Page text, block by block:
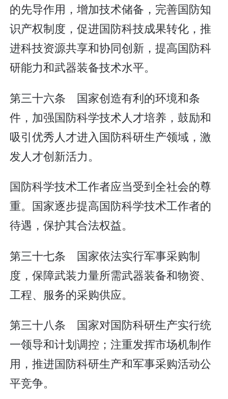
的先导作用，增加技术储备，完善国防知
识产权制度，促进国防科技成果转化，推
进科技资源共享和协同创新，提高国防科
研能力和武器装备技术水平。
第三十六条 国家创造有利的环境和条
件，加强国防科学技术人才培养，鼓励和
吸引优秀人才进入国防科研生产领域，激
发人才创新活力。
国防科学技术工作者应当受到全社会的尊
重。国家逐步提高国防科学技术工作者的
待遇，保护其合法权益。
第三十七条 国家依法实行军事采购制
度，保障武装力量所需武器装备和物资、
工程、服务的采购供应。
第三十八条 国家对国防科研生产实行统
一领导和计划调控；注重发挥市场机制作
用，推进国防科研生产和军事采购活动公
平竞争。